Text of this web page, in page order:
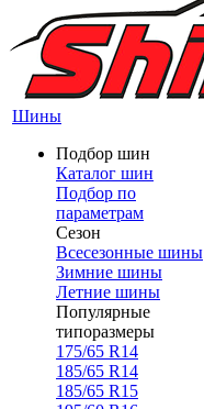
Шины
Подбор шин
Каталог шин
Подбор по
параметрам
Сезон
Всесезонные шины
Зимние шины
Летние шины
Популярные
типоразмеры
175/65 R14
185/65 R14
185/65 R15